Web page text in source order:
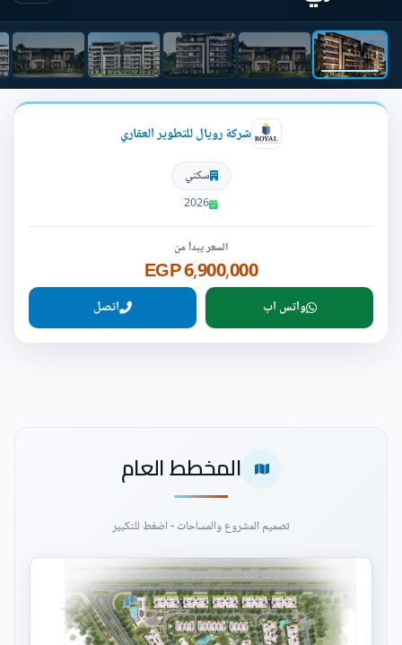
شركة رويال للتطوير العقاري
سكني
2026
السعر يبدأ من
6,900,000 EGP
واتس اب اتصل
المخطط العام
تصميم المشروع والمساحات - اضغط للتكبير